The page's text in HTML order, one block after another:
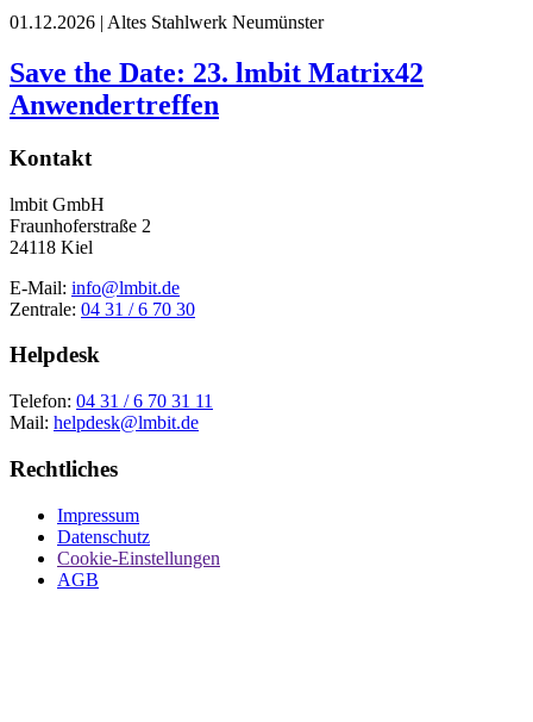
01.12.2026 | Altes Stahlwerk Neumünster
Save the Date: 23. lmbit Matrix42
Anwendertreffen
Kontakt
lmbit GmbH
Fraunhoferstraße 2
24118 Kiel
E-Mail: info@lmbit.de
Zentrale: 04 31 / 6 70 30
Helpdesk
Telefon: 04 31 / 6 70 31 11
Mail: helpdesk@lmbit.de
Rechtliches
Impressum
Datenschutz
Cookie-Einstellungen
AGB